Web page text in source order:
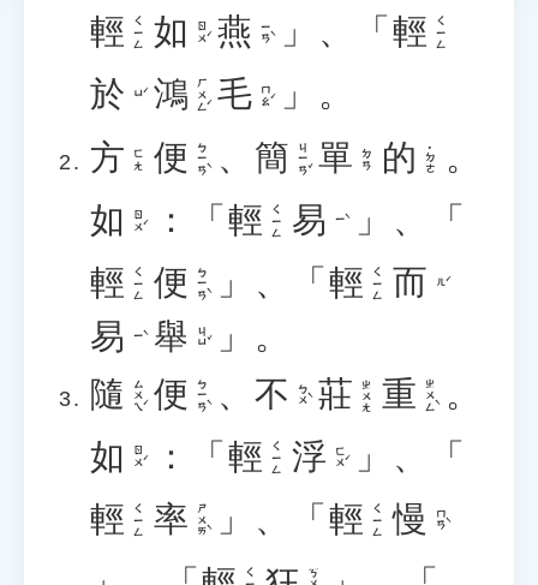
輕 ㄑㄧㄥ 如 ㄖㄨˊ 燕 ㄧㄢˋ 」、「 輕 ㄑㄧㄥ
於 ㄩˊ 鴻 ㄏㄨㄥˊ 毛 ㄇㄠˊ
」。
方 ㄈㄤ 便 ㄅㄧㄢˋ 、 簡 ㄐㄧㄢˇ 單 ㄉㄢ 的 ˙ㄉㄜ 。
如 ㄖㄨˊ ：「 輕 ㄑㄧㄥ 易 ㄧˋ
」、「
輕 ㄑㄧㄥ 便 ㄅㄧㄢˋ 」、「 輕 ㄑㄧㄥ 而 ㄦˊ
易 ㄧˋ 舉 ㄐㄩˇ
」。
隨 ㄙㄨㄟˊ 便 ㄅㄧㄢˋ 、 不 ㄅㄨˋ 莊 ㄓㄨㄤ 重 ㄓㄨㄥˋ 。
如 ㄖㄨˊ ：「 輕 ㄑㄧㄥ 浮 ㄈㄨˊ
」、「
輕 ㄑㄧㄥ 率 ㄕㄨㄞˋ 」、「 輕 ㄑㄧㄥ 慢 ㄇㄢˋ